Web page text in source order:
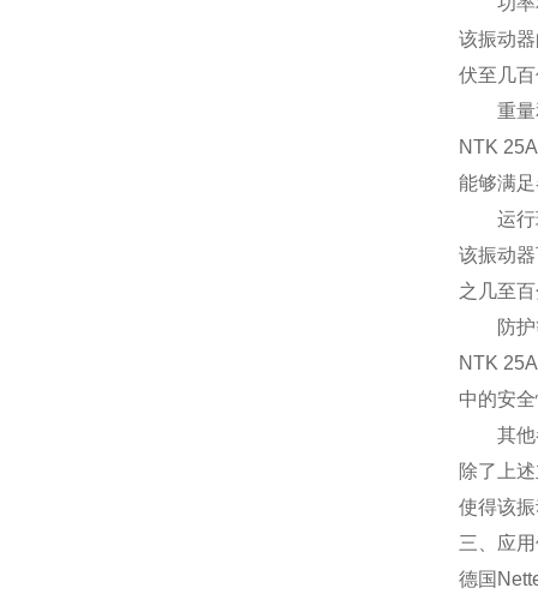
该振动
伏至几
重
NTK
能够满
运
该振动
之几至
防
NTK
中的安
其
除了上
使得该
三、应
德国